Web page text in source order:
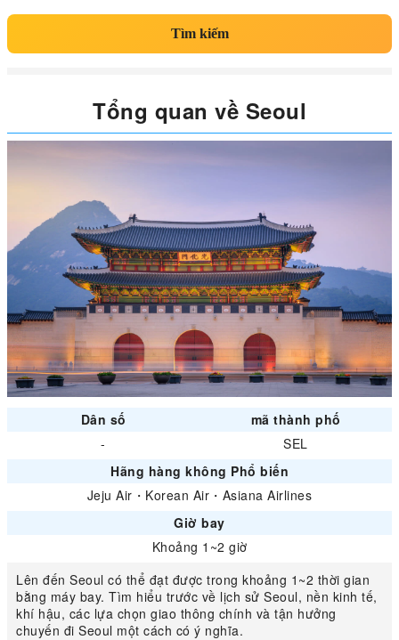
Tìm kiếm
Tổng quan về Seoul
Dân số
mã thành phố
-
SEL
Hãng hàng không Phổ biến
Jeju Air ・ Korean Air ・ Asiana Airlines
Giờ bay
Khoảng 1~2 giờ
Lên đến Seoul có thể đạt được trong khoảng 1~2 thời gian
bằng máy bay. Tìm hiểu trước về lịch sử Seoul, nền kinh tế,
khí hậu, các lựa chọn giao thông chính và tận hưởng
chuyến đi Seoul một cách có ý nghĩa.